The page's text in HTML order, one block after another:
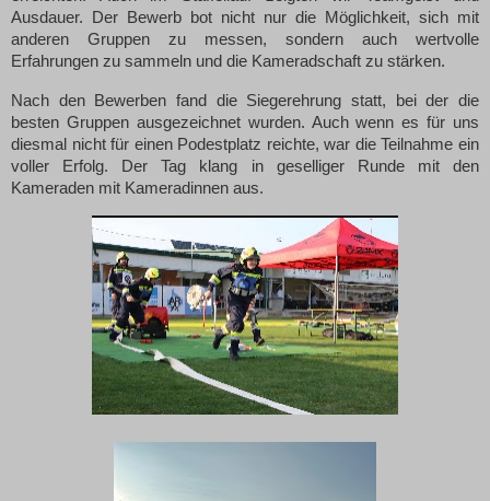
Ausdauer. Der Bewerb bot nicht nur die Möglichkeit, sich mit
anderen Gruppen zu messen, sondern auch wertvolle
Erfahrungen zu sammeln und die Kameradschaft zu stärken.
Nach den Bewerben fand die Siegerehrung statt, bei der die
besten Gruppen ausgezeichnet wurden. Auch wenn es für uns
diesmal nicht für einen Podestplatz reichte, war die Teilnahme ein
voller Erfolg. Der Tag klang in geselliger Runde mit den
Kameraden mit Kameradinnen aus.